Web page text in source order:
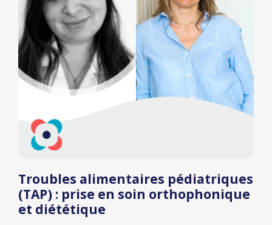
Troubles alimentaires pédiatriques
(TAP) : prise en soin orthophonique
et diététique